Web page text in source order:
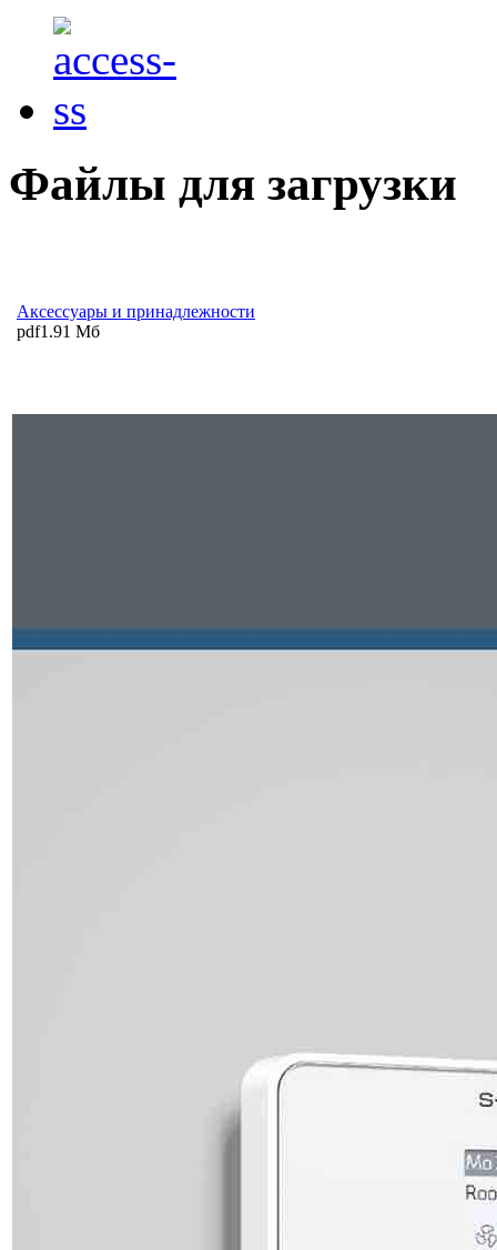
Файлы для загрузки
Аксессуары и принадлежности
pdf1.91 Мб